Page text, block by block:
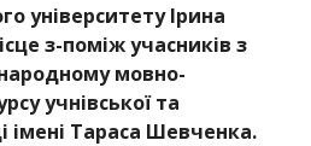
університету Ірина
з-поміж учасників з
мовно-
учнівської та
імені Тараса Шевченка.